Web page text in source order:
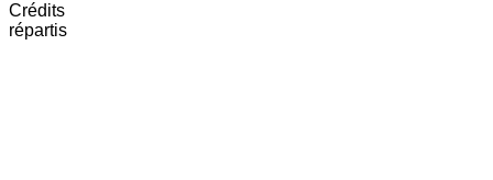
Crédits
répartis